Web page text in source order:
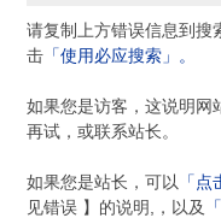
请复制上方错误信息到搜
击 「使用必应搜索」。
如果您是访客，这说明网
再试，或联系站长。
如果您是站长，可以 「
见错误 】的说明,，以及